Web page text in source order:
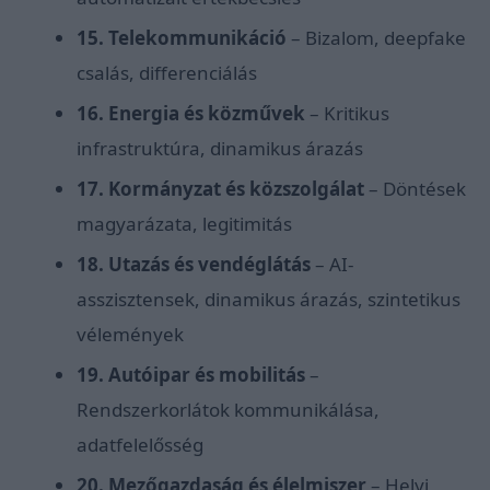
15. Telekommunikáció – Bizalom, deepfake
csalás, differenciálás
16. Energia és közművek – Kritikus
infrastruktúra, dinamikus árazás
17. Kormányzat és közszolgálat – Döntések
magyarázata, legitimitás
18. Utazás és vendéglátás – AI-
asszisztensek, dinamikus árazás, szintetikus
vélemények
19. Autóipar és mobilitás –
Rendszerkorlátok kommunikálása,
adatfelelősség